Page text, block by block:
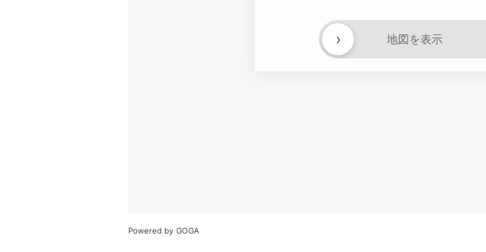
地図を表示
›
Powered by GOGA